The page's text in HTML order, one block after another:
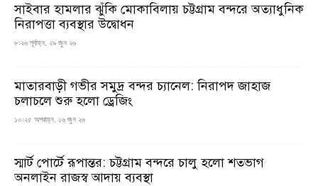
সাইবার হামলার ঝুঁকি মোকাবিলায় চট্টগ্রাম বন্দরে অত্যাধুনিক
নিরাপত্তা ব্যবস্থার উদ্বোধন
৮:২৬ পূর্বাহ্ন, ২৯ জুন ২৬
মাতারবাড়ী গভীর সমুদ্র বন্দর চ্যানেল: নিরাপদ জাহাজ
চলাচলে শুরু হলো ড্রেজিং
১০:২৫ অপরাহ্ন, ১৬ জুন ২৬
স্মার্ট পোর্টে রূপান্তর: চট্টগ্রাম বন্দরে চালু হলো শতভাগ
অনলাইন রাজস্ব আদায় ব্যবস্থা